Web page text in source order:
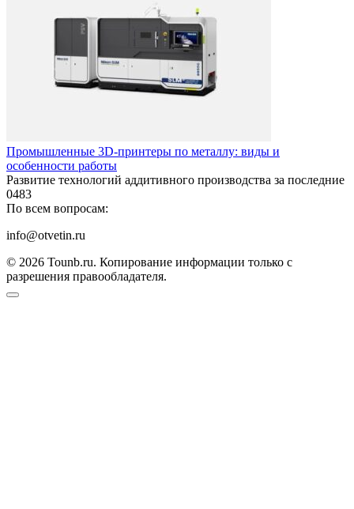
Промышленные 3D-принтеры по металлу: виды и
особенности работы
Развитие технологий аддитивного производства за последние
0483
По всем вопросам:
info@otvetin.ru
© 2026 Tounb.ru. Копирование информации только с
разрешения правообладателя.